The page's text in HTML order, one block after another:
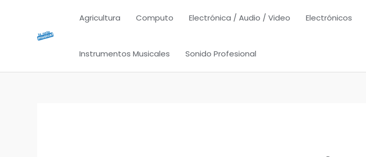
contenido
Agricultura Computo Electrónica / Audio / Video Electrónicos
Instrumentos Musicales Sonido Profesional